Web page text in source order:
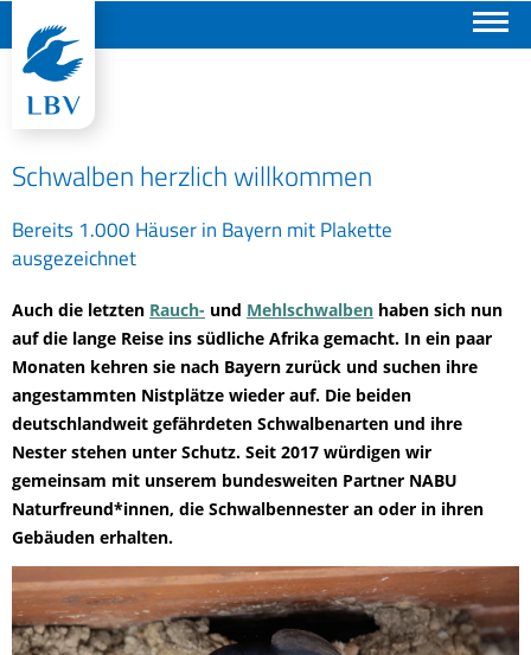
Schwalben herzlich willkommen
Bereits 1.000 Häuser in Bayern mit Plakette
ausgezeichnet
Auch die letzten Rauch- und Mehlschwalben haben sich nun
auf die lange Reise ins südliche Afrika gemacht. In ein paar
Monaten kehren sie nach Bayern zurück und suchen ihre
angestammten Nistplätze wieder auf. Die beiden
deutschlandweit gefährdeten Schwalbenarten und ihre
Nester stehen unter Schutz. Seit 2017 würdigen wir
gemeinsam mit unserem bundesweiten Partner NABU
Naturfreund*innen, die Schwalbennester an oder in ihren
Gebäuden erhalten.